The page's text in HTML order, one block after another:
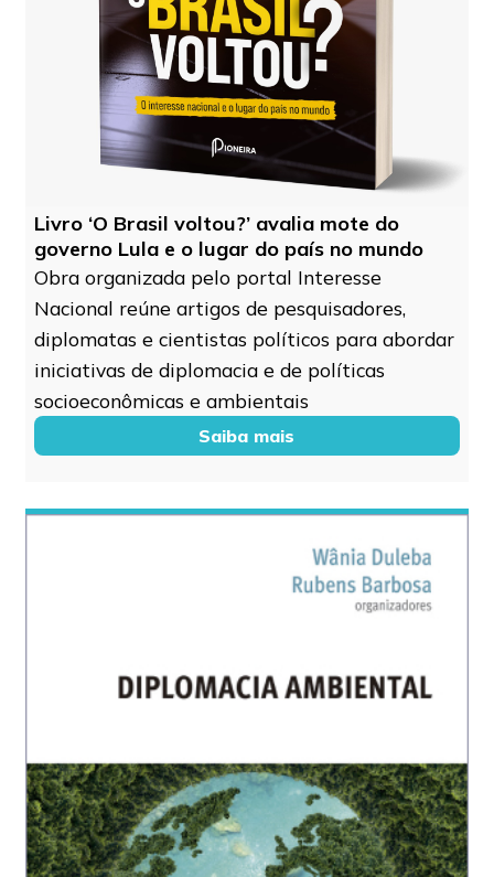
Livro ‘O Brasil voltou?’ avalia mote do
governo Lula e o lugar do país no mundo
Obra organizada pelo portal Interesse
Nacional reúne artigos de pesquisadores,
diplomatas e cientistas políticos para abordar
iniciativas de diplomacia e de políticas
socioeconômicas e ambientais
Saiba mais